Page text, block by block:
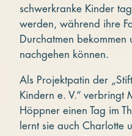
schwerkranke Kinder
werden, während ihre
Durchatmen
nachgehen können.
Als Projektpatin der
Kindern e. V.“ verbringt
Höppner einen Tag im
lernt sie auch Charlotte